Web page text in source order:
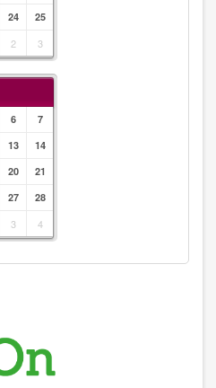
24
25
2 3
6
7
13
14
20
21
27
28
3 4